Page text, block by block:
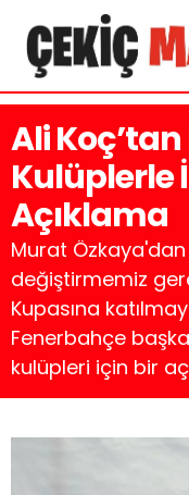
Ali
Kulüplerle
Açıklama
Murat Özkaya'dan
değiştirmemiz
Kupasına
Fenerbahçe
kulüpleri için bir